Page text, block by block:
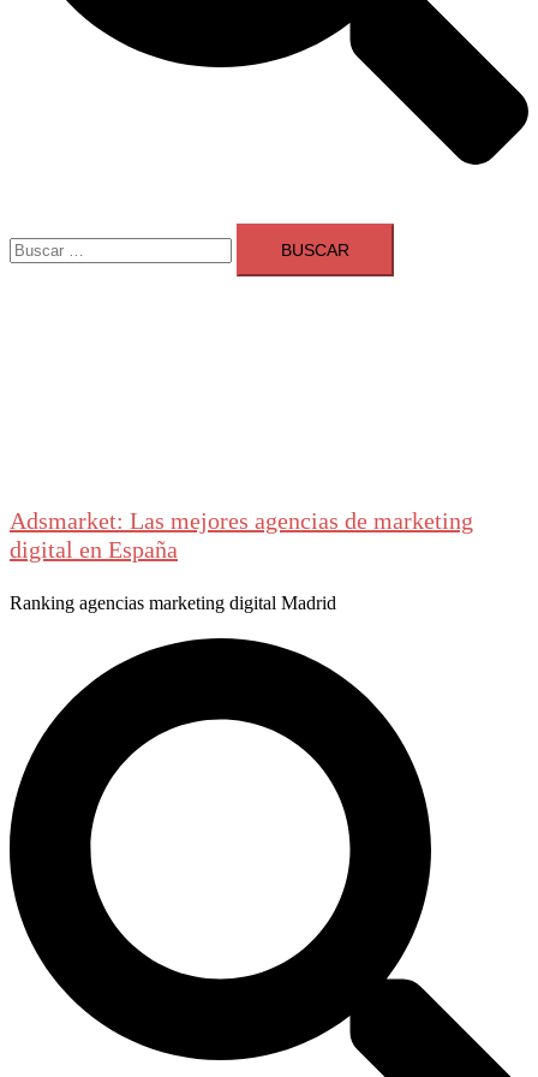
Buscar:
Adsmarket: Las mejores agencias de marketing
digital en España
Ranking agencias marketing digital Madrid